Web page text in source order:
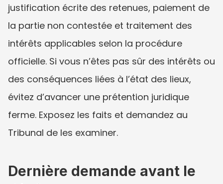
justification écrite des retenues, paiement de
la partie non contestée et traitement des
intérêts applicables selon la procédure
officielle. Si vous n’êtes pas sûr des intérêts ou
des conséquences liées à l’état des lieux,
évitez d’avancer une prétention juridique
ferme. Exposez les faits et demandez au
Tribunal de les examiner.
Dernière demande avant le